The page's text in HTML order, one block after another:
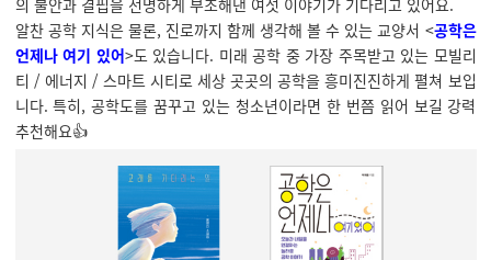
의 불안과 결핍을 선명하게 부조해낸 여섯 이야기가 기다리고 있어요.
알찬 공학 지식은 물론, 진로까지 함께 생각해 볼 수 있는 교양서 <공학은
언제나 여기 있어>도 있습니다. 미래 공학 중 가장 주목받고 있는 모빌리
티 / 에너지 / 스마트 시티로 세상 곳곳의 공학을 흥미진진하게 펼쳐 보입
니다. 특히, 공학도를 꿈꾸고 있는 청소년이라면 한 번쯤 읽어 보길 강력
추천해요👍